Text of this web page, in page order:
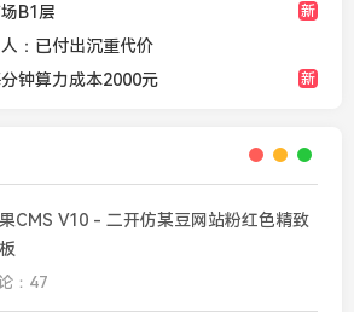
新
B1层
：已付出沉重代价
新
钟算力成本2000元
CMS V10 - 二开仿某豆网站粉红色精致
：47